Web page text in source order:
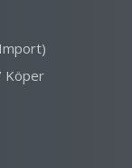
Köper